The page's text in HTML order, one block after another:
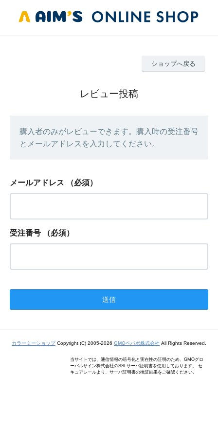
ショップへ戻る
レビュー投稿
購入者のみがレビューできます。購入時の受注番号
とメールアドレスを入力してください。
メールアドレス （必須）
受注番号 （必須）
カラーミーショップCopyright (C) 2005-2026 GMOペパボ株式会社 All Rights Reserved.
当サイトでは、通信情報の暗号化と実在性の証明のため、GMOグロ
ーバルサイン株式会社のSSLサーバ証明書を使用しております。 セ
キュアシールより、サーバ証明書の検証結果をご確認ください。